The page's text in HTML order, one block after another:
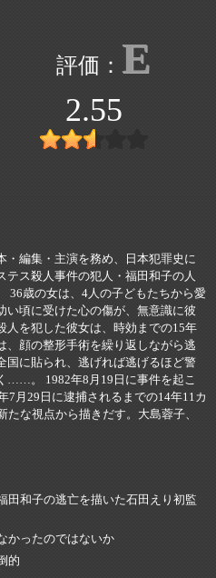
E
2.55
・編集・主演を務め、日本犯罪史に
テス殺人事件の犯人・福田和子の人
36歳の女は、4人の子どもたちから愛
い頃に受けた心の傷が、無意識に彼
人を犯した彼女は、時効までの15年
、顔の整形手術を繰り返しながら逃
国に貼られ、逃げれば逃げるほど警
……。 1982年8月19日に事件を起こ
7月29日に逮捕されるまでの14年11カ
な視点から描きだす。大島蓉子、
田和子の逃亡を描いた石田えり初監
かったのではないか
的